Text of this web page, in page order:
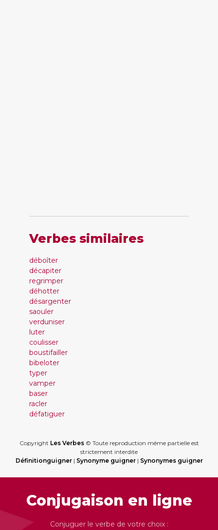
Verbes similaires
déboîter
décapiter
regrimper
déhotter
désargenter
saouler
verduniser
luter
coulisser
boustifailler
bibeloter
typer
vamper
baser
racler
défatiguer
Copyright Les Verbes© Toute reproduction même partielle est
strictement interdite
Définitionguigner| Synonyme guigner| Synonymes guigner
Conjugaison en ligne
Conjuguer le verbe de votre choix :